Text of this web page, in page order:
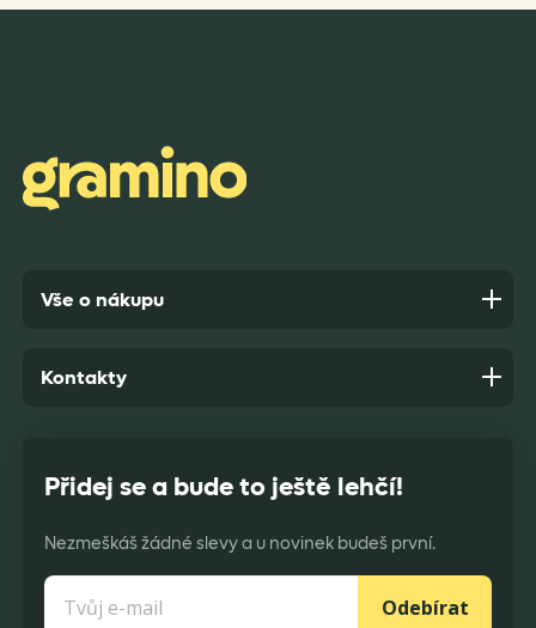
Anonym,před 9 dny
Vše o nákupu
Přidej se a bude to ještě lehčí!
Nezmeškáš žádné slevy a u novinek budeš první.
Odebírat
Kontakty